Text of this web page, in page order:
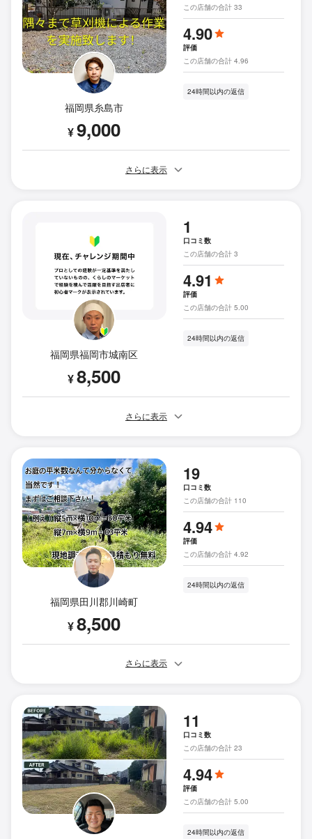
福岡県糸島市
¥9,000
この店舗の合計 33
4.90
評価
この店舗の合計 4.96
24時間以内の返信
さらに表示
福岡県福岡市城南区
¥8,500
1
口コミ数
この店舗の合計 3
4.91
評価
この店舗の合計 5.00
24時間以内の返信
さらに表示
福岡県田川郡川崎町
¥8,500
19
口コミ数
この店舗の合計 110
4.94
評価
この店舗の合計 4.92
24時間以内の返信
さらに表示
11
口コミ数
この店舗の合計 23
4.94
評価
この店舗の合計 5.00
24時間以内の返信